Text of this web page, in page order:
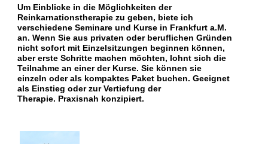
Um Einblicke in die Möglichkeiten der
Reinkarnationstherapie zu geben, biete ich
verschiedene Seminare und Kurse in Frankfurt a.M.
an. Wenn Sie aus privaten oder beruflichen Gründen
nicht sofort mit Einzelsitzungen beginnen können,
aber erste Schritte machen möchten, lohnt sich die
Teilnahme an einer der Kurse. Sie können sie
einzeln oder als kompaktes Paket buchen. Geeignet
als Einstieg oder zur Vertiefung der
Therapie. Praxisnah konzipiert.